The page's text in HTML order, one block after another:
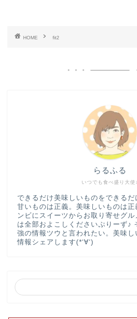
HOME fit2
いつでも食べ盛り大使♪
らるふる
できるだけ美味しいものをできるだ
甘いものは正義。美味しいものは正
ンビにスイーツからお取り寄せグ
は全部およこしくださいぷりーず♪
強の情報ツウと言われたい。美味
情報シェアします(*‘∀‘)